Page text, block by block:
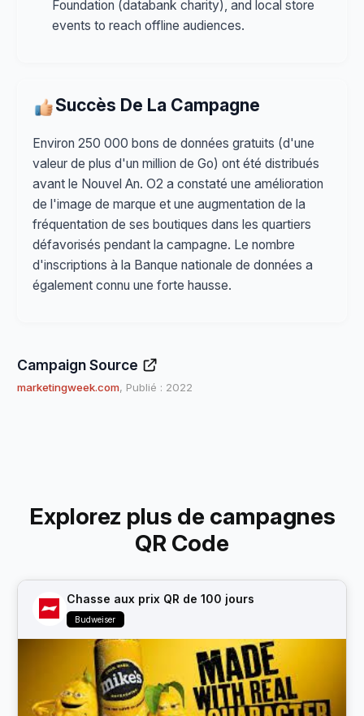
Foundation (databank charity), and local store
events to reach offline audiences.
Succès De La Campagne
Environ 250 000 bons de données gratuits (d'une
valeur de plus d'un million de Go) ont été distribués
avant le Nouvel An. O2 a constaté une amélioration
de l'image de marque et une augmentation de la
fréquentation de ses boutiques dans les quartiers
défavorisés pendant la campagne. Le nombre
d'inscriptions à la Banque nationale de données a
également connu une forte hausse.
Campaign Source
marketingweek.com, Publié : 2022
Explorez plus de campagnes
QR Code
Chasse aux prix QR de 100 jours
Budweiser